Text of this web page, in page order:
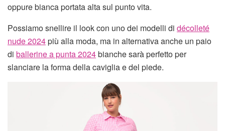
oppure bianca portata alta sul punto vita.
Possiamo snellire il look con uno dei modelli di décolleté
nude 2024più alla moda, ma in alternativa anche un paio
di ballerine a punta 2024bianche sarà perfetto per
slanciare la forma della caviglia e del piede.